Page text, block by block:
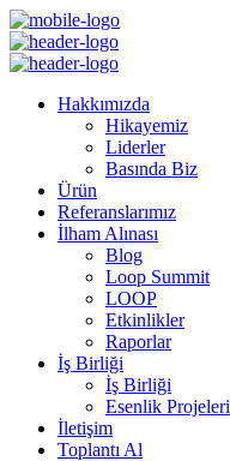
Hakkımızda
Hikayemiz
Liderler
Basında Biz
Ürün
Referanslarımız
İlham Alınası
Blog
Loop Summit
LOOP
Etkinlikler
Raporlar
İş Birliği
İş Birliği
Esenlik Projeleri
İletişim
Toplantı Al